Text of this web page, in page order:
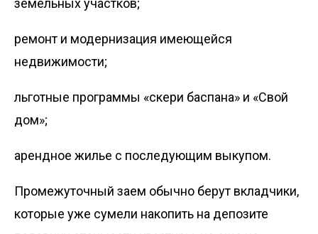
ремонт и модернизация имеющейся
недвижимости;
льготные программы «Әскери баспана» и «Свой
дом»;
арендное жилье с последующим выкупом.
Промежуточный заем обычно берут вкладчики,
которые уже сумели накопить на депозите